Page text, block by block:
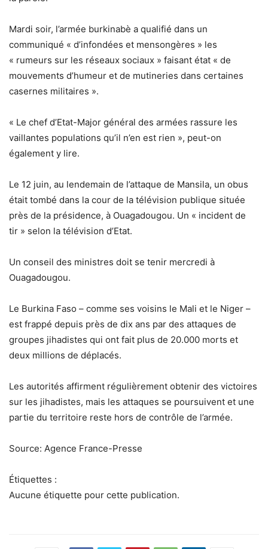
Mardi soir, l’armée burkinabè a qualifié dans un
communiqué « d’infondées et mensongères » les
« rumeurs sur les réseaux sociaux » faisant état « de
mouvements d’humeur et de mutineries dans certaines
casernes militaires ».
« Le chef d’Etat-Major général des armées rassure les
vaillantes populations qu’il n’en est rien », peut-on
également y lire.
Le 12 juin, au lendemain de l’attaque de Mansila, un obus
était tombé dans la cour de la télévision publique située
près de la présidence, à Ouagadougou. Un « incident de
tir » selon la télévision d’Etat.
Un conseil des ministres doit se tenir mercredi à
Ouagadougou.
Le Burkina Faso – comme ses voisins le Mali et le Niger –
est frappé depuis près de dix ans par des attaques de
groupes jihadistes qui ont fait plus de 20.000 morts et
deux millions de déplacés.
Les autorités affirment régulièrement obtenir des victoires
sur les jihadistes, mais les attaques se poursuivent et une
partie du territoire reste hors de contrôle de l’armée.
Source: Agence France-Presse
Étiquettes :
Aucune étiquette pour cette publication.